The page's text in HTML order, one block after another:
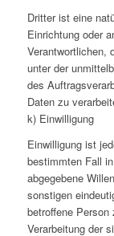
Dritter ist eine
Einrichtung oder
Verantwortlichen,
unter der
des
Daten zu
k) Einwilligung
Einwilligung ist
bestimmten Fall
abgegebene
sonstigen
betroffene
Verarbeitung der